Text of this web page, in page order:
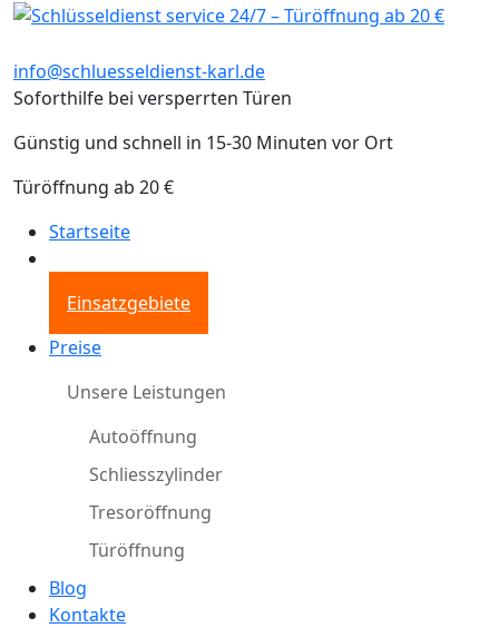
info@schluesseldienst-karl.de
Soforthilfe bei versperrten Türen
Günstig und schnell in 15-30 Minuten vor Ort
Türöffnung ab 20 €
Startseite
Einsatzgebiete
Preise
Unsere Leistungen
Autoöffnung
Schliesszylinder
Tresoröffnung
Türöffnung
Blog
Kontakte